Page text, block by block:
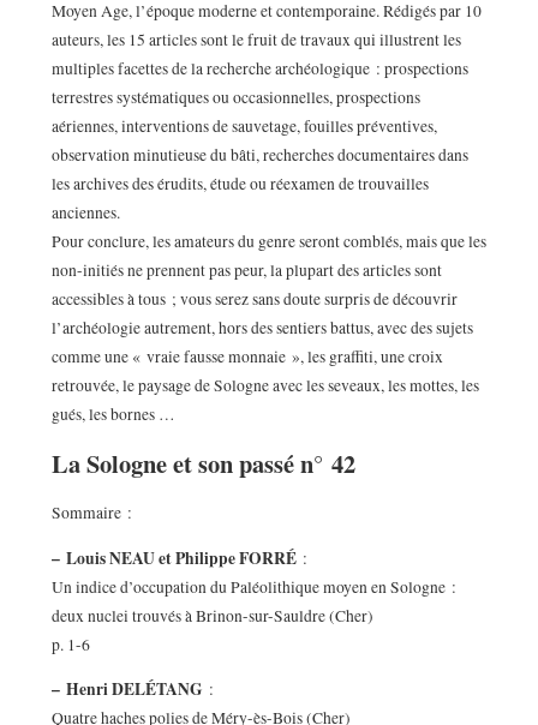
Moyen Age, l’époque moderne et contemporaine. Rédigés par 10
auteurs, les 15 articles sont le fruit de travaux qui illustrent les
multiples facettes de la recherche archéologique : prospections
terrestres systématiques ou occasionnelles, prospections
aériennes, interventions de sauvetage, fouilles préventives,
observation minutieuse du bâti, recherches documentaires dans
les archives des érudits, étude ou réexamen de trouvailles
anciennes.
Pour conclure, les amateurs du genre seront comblés, mais que les
non-initiés ne prennent pas peur, la plupart des articles sont
accessibles à tous ; vous serez sans doute surpris de découvrir
l’archéologie autrement, hors des sentiers battus, avec des sujets
comme une « vraie fausse monnaie », les graffiti, une croix
retrouvée, le paysage de Sologne avec les seveaux, les mottes, les
gués, les bornes …
La Sologne et son passé n° 42
Sommaire :
– Louis NEAU et Philippe FORRÉ:
Un indice d’occupation du Paléolithique moyen en Sologne :
deux nuclei trouvés à Brinon-sur-Sauldre (Cher)
p. 1-6
– Henri DELÉTANG :
Quatre haches polies de Méry-ès-Bois (Cher)